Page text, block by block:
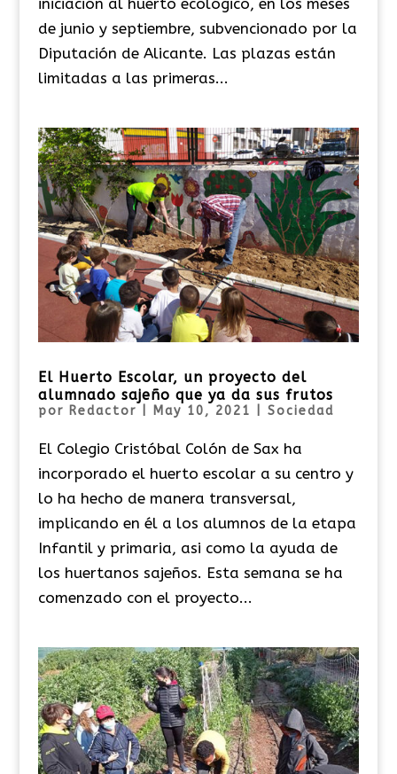
de junio y septiembre, subvencionado por la
Diputación de Alicante. Las plazas están
limitadas a las primeras...
El Huerto Escolar, un proyecto del
alumnado sajeño que ya da sus frutos
por Redactor May 10, 2021 Sociedad
El Colegio Cristóbal Colón de Sax ha
incorporado el huerto escolar a su centro y
lo ha hecho de manera transversal,
implicando en él a los alumnos de la etapa
Infantil y primaria, asi como la ayuda de
los huertanos sajeños. Esta semana se ha
comenzado con el proyecto...